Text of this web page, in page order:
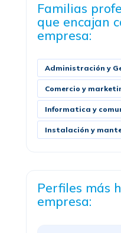
Familias
que encajan
empresa:
Administración y
Comercio y
Informatica y
Instalación y
Perfiles más
empresa: